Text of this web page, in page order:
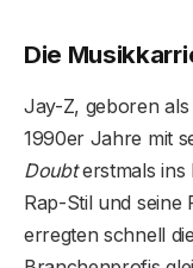
Die
Jay-Z, geboren
1990er Jahre mit
Doubterstmals ins
Rap-Stil und seine
erregten schnell